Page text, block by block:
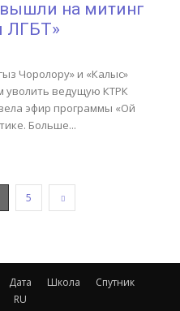
на митинг
ЛГБТ»
Чоролору» и «Калыс»
уволить ведущую КТРК
эфир программы «Ой
Больше...
5
Дата Школа
Спутник
RU